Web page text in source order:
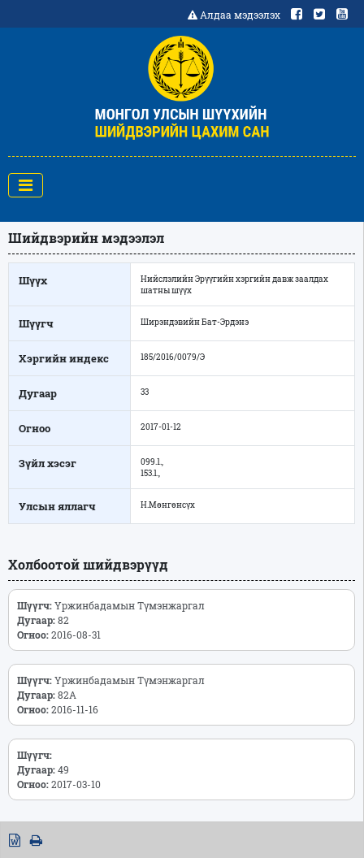
Алдаа мэдээлэх
Шийдвэрийн мэдээлэл
Шүүх
Нийслэлийн Эрүүгийн хэргийн давж заалдах
шатны шүүх
Шүүгч Ширэндэвийн Бат-Эрдэнэ
Хэргийн индекс 185/2016/0079/Э
Дугаар 33
Огноо 2017-01-12
Зүйл хэсэг
099.1.,
153.1.,
Улсын яллагч Н.Мөнгөнсүх
Холбоотой шийдвэрүүд
Шүүгч:Үржинбадамын Түмэнжаргал
Дугаар:82
Огноо:2016-08-31
Шүүгч:Үржинбадамын Түмэнжаргал
Дугаар:82А
Огноо:2016-11-16
Шүүгч:
Дугаар:49
Огноо:2017-03-10